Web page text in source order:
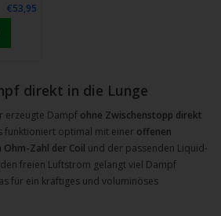
€53,95
direkt in die Lunge
erzeugte Dampf ohne Zwischenstopp direkt
funktioniert optimal mit einer offenen
Ohm-Zahl der Coil und der passenden Liquid-
freien Luftstrom gelangt viel Dampf
für ein kräftiges und voluminöses